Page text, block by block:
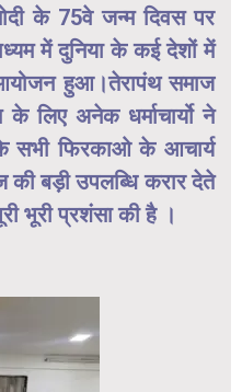
के 75वे जन्म दिवस पर
में दुनिया के कई देशों में
हुआ।तेरापंथ समाज
लिए अनेक धर्माचार्यो ने
सभी फिरकाओ के आचार्य
बड़ी उपलब्धि करार देते
भूरी प्रशंसा की है ।